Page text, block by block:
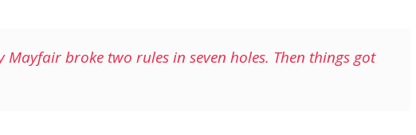
Mayfair broke two rules in seven holes. Then things got